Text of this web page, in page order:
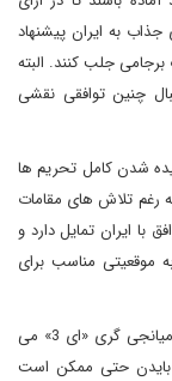
به ایران پیشنهاد
برجامی جلب کنند. البته
چنین توافقی نقشی
شدن کامل تحریم ها
رغم تلاش های مقامات
با ایران تمایل دارد و
ممکن است در دولت دوم ترامپ «ای 3» به موقعیتی مناسب برای
اگر بایدن رئیس جمهوری آمریکا شود، توافق موقت با میانجی گری «ای 3» می
بایدن حتی ممکن است